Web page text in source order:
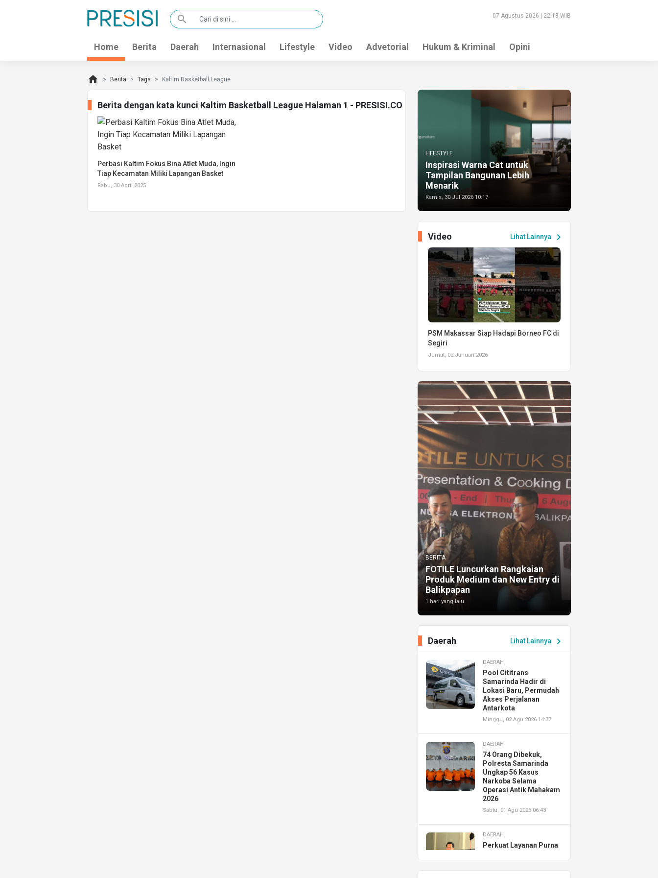
search 07 Agustus 2026 | 22:18 WIB
Home Berita Daerah Internasional Lifestyle Video Advetorial Hukum & Kriminal Opini
home Berita Tags Kaltim Basketball League
Berita dengan kata kunci Kaltim Basketball League Halaman 1 - PRESISI.CO
Perbasi Kaltim Fokus Bina Atlet Muda, Ingin
Tiap Kecamatan Miliki Lapangan Basket
Rabu, 30 April 2025
LIFESTYLE
Inspirasi Warna Cat untuk
Tampilan Bangunan Lebih
Menarik
Kamis, 30 Jul 2026 10:17
Lihat Lainnya chevron_right
Video
PSM Makassar Siap Hadapi Borneo FC di
Segiri
Jumat, 02 Januari 2026
BERITA
FOTILE Luncurkan Rangkaian
Produk Medium dan New Entry di
Balikpapan
1 hari yang lalu
Lihat Lainnya chevron_right
Daerah
DAERAH
Pool Cititrans
Samarinda Hadir di
Lokasi Baru, Permudah
Akses Perjalanan
Antarkota
Minggu, 02 Agu 2026 14:37
DAERAH
74 Orang Dibekuk,
Polresta Samarinda
Ungkap 56 Kasus
Narkoba Selama
Operasi Antik Mahakam
2026
Sabtu, 01 Agu 2026 06:43
DAERAH
Perkuat Layanan Purna
Resmikan AHASS